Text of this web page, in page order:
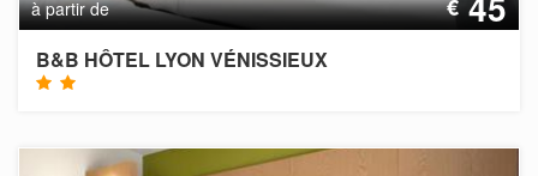
à partir de €
B&B HÔTEL LYON VÉNISSIEUX